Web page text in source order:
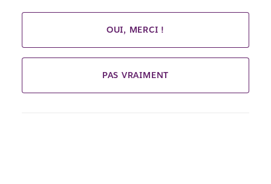
OUI, MERCI !
PAS VRAIMENT